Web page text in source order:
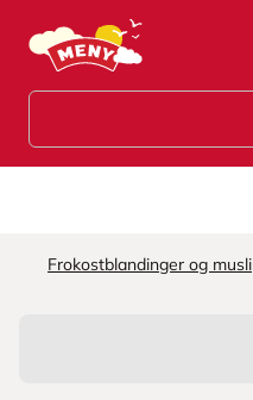
Hopp til hovedinnhold
Frokostblandinger og musli